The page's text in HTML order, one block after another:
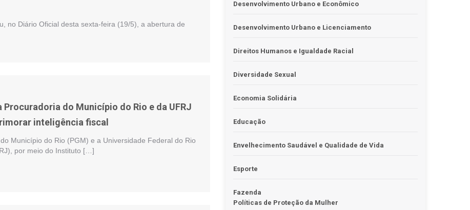
no Diário Oficial desta sexta-feira (19/5), a abertura de
Procuradoria do Município do Rio e da UFRJ
inteligência fiscal
Município do Rio (PGM) e a Universidade Federal do Rio
por meio do Instituto […]
Desenvolvimento Urbano e Econômico
Desenvolvimento Urbano e Licenciamento
Direitos Humanos e Igualdade Racial
Diversidade Sexual
Economia Solidária
Educação
Envelhecimento Saudável e Qualidade de Vida
Esporte
Fazenda
Políticas de Proteção da Mulher